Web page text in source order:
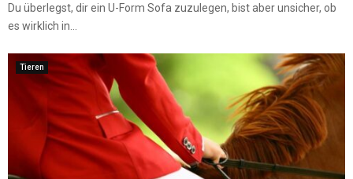
Du überlegst, dir ein U-Form Sofa zuzulegen, bist aber unsicher, ob
es wirklich in...
Tieren